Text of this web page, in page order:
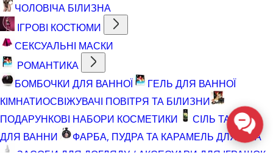
ЧОЛОВІЧА БІЛИЗНА
ІГРОВІ КОСТЮМИ
СЕКСУАЛЬНІ МАСКИ
РОМАНТИКА
БОМБОЧКИ ДЛЯ ВАННОЇ
ГЕЛЬ ДЛЯ ВАННОЇ
КІМНАТИОСВІЖУВАЧІ ПОВІТРЯ ТА БІЛИЗНИ
ПОДАРУНКОВІ НАБОРИ КОСМЕТИКИ
СІЛЬ ТА ПІНА
ДЛЯ ВАННИ
ФАРБА, ПУДРА ТА КАРАМЕЛЬ ДЛЯ ТІЛА
ЗАСОБИ ДЛЯ ДОГЛЯДУ / АКСЕСУАРИ ДЛЯ ІГРАШОК